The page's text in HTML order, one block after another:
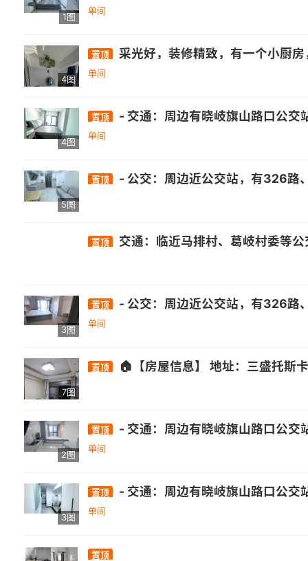
1图
单间
4图
置顶 采光好，装修精致，有一个小厨
单间
4图
置顶 - 交通：周边有晓岐旗山路口公交站，距326路、350路公
单间
5图
置顶 - 公交：周边近公交站，有326路、82路、151路等多条公交线路经过.- 医疗：有南屿镇卫生所、省立医院金山分院等. - 商业：自带万达综合体，还有正荣财
置顶 交通：临近马排村、葛岐村委等公交站点，公交线路众多，如141路、151路等 。 - 商业：有正荣财富中心广场、群升广场等
3图
置顶 - 公交：周边近公交站，有326路、82路、151路等多条公交线路经过.- 医疗：有南屿镇卫生所、省立医院金山分院等. - 商业：自带万达综合体，还有正荣财
单间
7图
置顶 🏠【房屋信息】 地址：三盛托斯卡纳一期91栋楼王 户型：[2室1厅1卫1阳台]，高层南北通透，明亮通风。 租金：[2000]元/月，押二付一。 装修：简约现代风格，拎
2图
置顶 - 交通：周边有晓岐旗山路口公交站，距326路、350路公
单间
3图
置顶 - 交通：周边有晓岐旗山路口公交站，距326路、350路公
单间
置顶